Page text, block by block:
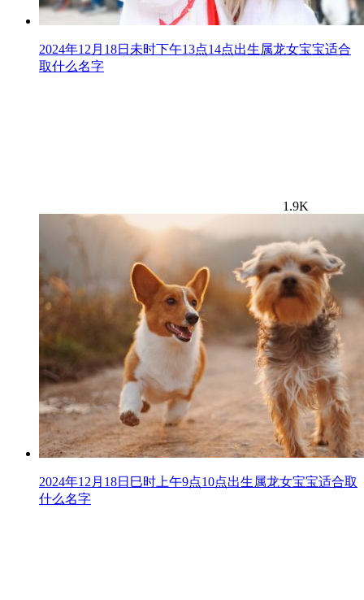
2024年12月18日未时下午13点14点出生属龙女宝宝适合
取什么名字
1.9K
2024年12月18日巳时上午9点10点出生属龙女宝宝适合取
什么名字